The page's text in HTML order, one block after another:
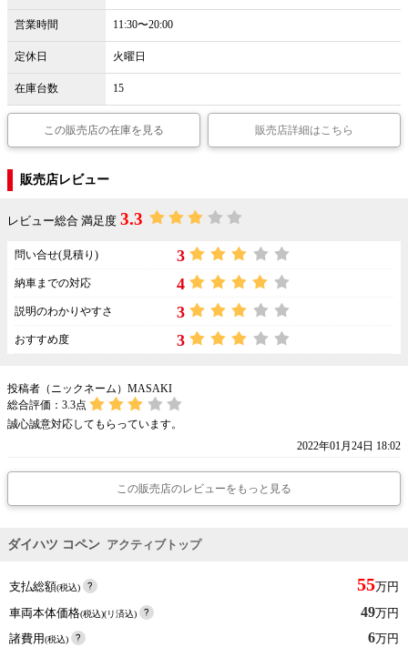
営業時間 11:30〜20:00
定休日 火曜日
在庫台数 15
この販売店の在庫を見る 販売店詳細はこちら
販売店レビュー
レビュー総合 満足度 3.3
問い合せ(見積り) 3
納車までの対応 4
説明のわかりやすさ 3
おすすめ度 3
投稿者（ニックネーム）MASAKI
総合評価： 3.3点
誠心誠意対応してもらっています。
2022年01月24日 18:02
この販売店のレビューをもっと見る
ダイハツ コペン アクティブトップ
支払総額(税込) 55万円
車両本体価格(税込)(リ済込) 49万円
諸費用(税込) 6万円